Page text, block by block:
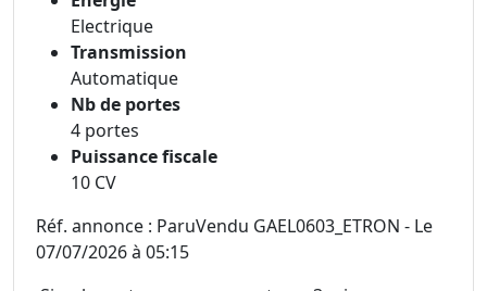
Electrique
Transmission
Automatique
Nb de portes
4 portes
Puissance fiscale
10 CV
Réf. annonce : ParuVendu GAEL0603_ETRON - Le
07/07/2026 à 05:15